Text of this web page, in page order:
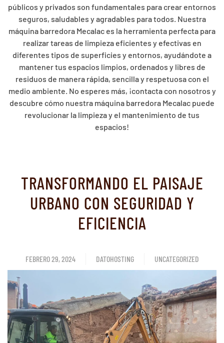
públicos y privados son fundamentales para crear entornos
seguros, saludables y agradables para todos. Nuestra
máquina barredora Mecalac es la herramienta perfecta para
realizar tareas de limpieza eficientes y efectivas en
diferentes tipos de superficies y entornos, ayudándote a
mantener tus espacios limpios, ordenados y libres de
residuos de manera rápida, sencilla y respetuosa con el
medio ambiente. No esperes más, ¡contacta con nosotros y
descubre cómo nuestra máquina barredora Mecalac puede
revolucionar la limpieza y el mantenimiento de tus
espacios!
TRANSFORMANDO EL PAISAJE
URBANO CON SEGURIDAD Y
EFICIENCIA
FEBRERO 29, 2024 DATOHOSTING UNCATEGORIZED